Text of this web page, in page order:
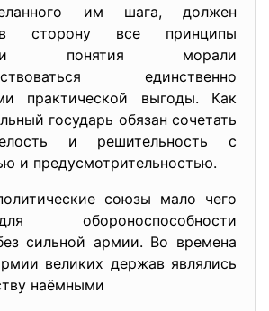
им шага, должен
в сторону все принципы
понятия морали
единственно
практической выгоды. Как
государь обязан сочетать
и решительность с
и предусмотрительностью.
союзы мало чего
обороноспособности
сильной армии. Во времена
великих держав являлись
наёмными